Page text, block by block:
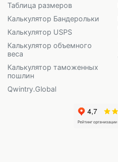
Таблица размеров
Калькулятор Бандерольки
Калькулятор USPS
Калькулятор объемного
веса
Калькулятор таможенных
пошлин
Qwintry.Global